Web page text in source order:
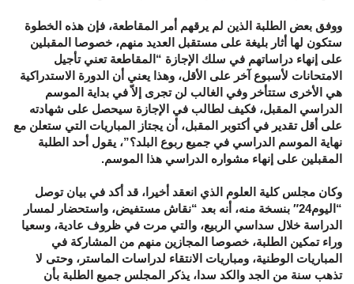
ووفق بعض الطلبة الذين لم يرقهم أمر المقاطعة، فإن هذه الخطوة
ستكون لها أثار بليغة على مستقبل العديد منهم، خصوصا المقبلين
على إنهاء دراساتهم في سلك الإجازة “المقاطعة تعني تأجيل
الامتحانات لأسبوع آخر على الأقل، وهذا يعني أن الدورة الاستدراكية
هي الأخرى ستتأخر وفي الغالب لن تجرى إلاّ في بداية الموسم
الدراسي المقبل، فكيف لطالب في الإجازة سيحصل على شهادته
على أقل تقدير في أكتوبر المقبل، أن يجتاز المباريات التي ستعلن مع
نهاية الموسم الدراسي في جميع ربوع البلد؟”، يقول أحد الطلبة
المقبلين على إنهاء مشواره الدراسي هذا الموسم.
وكان مجلس كلية العلوم الذي انعقد أخيرا، قد أكد في بيان توصل
“اليوم24″ بنسخة منه، أنه بعد “نقاش مستفيض، واستحضار لمسار
الدراسة خلال سداسي الربيع، والتي مرت في ظروف عادية، وسعيا
وراء تمكين الطلبة، خصوصا المجازين منهم من المشاركة في
المباريات الوطنية، ومباريات الانتقاء لدراسات الماستر، وحتى لا
تذهب سنة من الجد والكد سدا، يذكر المجلس جميع الطلبة بأن